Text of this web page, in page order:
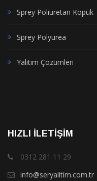
Sprey Poliüretan Köpük
Sprey Polyurea
Yalıtım Çözümleri
HIZLI İLETIŞIM
0312 281 11 29
info@seryalitim.com.tr